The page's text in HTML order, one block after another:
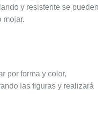
y resistente se pueden
mojar.
por forma y color,
las figuras y realizará